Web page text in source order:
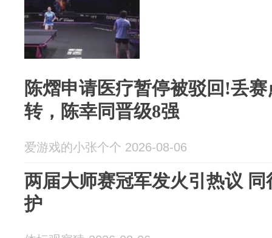
陈熠申请医疗暂停被驳回!丢
转，陈幸同晋级8强
爱游戏的小张个个 2026-08-06
两届大师赛冠军发火引热议
护